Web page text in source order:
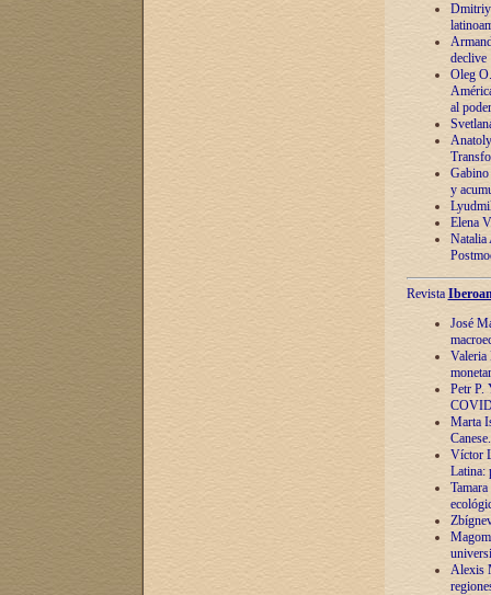
Dmitriy
declive
Oleg
al poder
y
Elena
Natalia
Revista
José
Valeria
Petr P.
Marta
Víctor
Latina:
Alexis